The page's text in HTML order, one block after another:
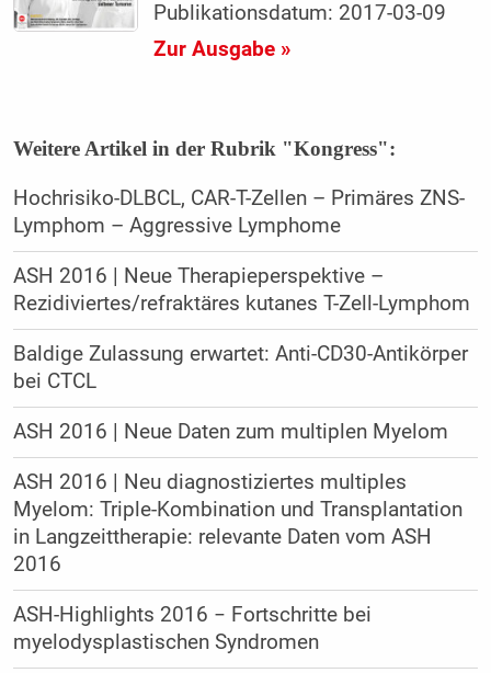
Publikationsdatum: 2017-03-09
Zur Ausgabe »
Weitere Artikel in der Rubrik "Kongress":
Hochrisiko-DLBCL, CAR-T-Zellen – Primäres ZNS-
Lymphom – Aggressive Lymphome
ASH 2016 | Neue Therapieperspektive –
Rezidiviertes/refraktäres kutanes T-Zell-Lymphom
Baldige Zulassung erwartet: Anti-CD30-Antikörper
bei CTCL
ASH 2016 | Neue Daten zum multiplen Myelom
ASH 2016 | Neu diagnostiziertes multiples
Myelom: Triple-Kombination und Transplantation
in Langzeittherapie: relevante Daten vom ASH
2016
ASH-Highlights 2016 − Fortschritte bei
myelodysplastischen Syndromen